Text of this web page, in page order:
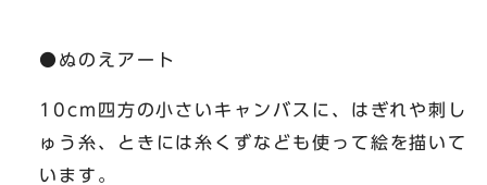
●ぬのえアート
10cm四方の小さいキャンバスに、はぎれや刺し
ゅう糸、ときには糸くずなども使って絵を描いて
います。